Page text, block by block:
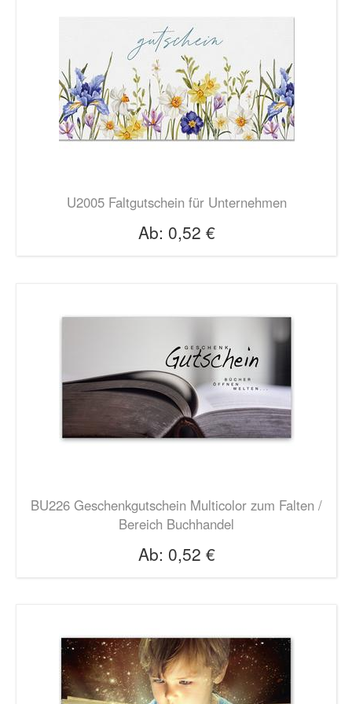
U2005 Faltgutschein für Unternehmen
Ab: 0,52 €
BU226 Geschenkgutschein Multicolor zum Falten /
Bereich Buchhandel
Ab: 0,52 €